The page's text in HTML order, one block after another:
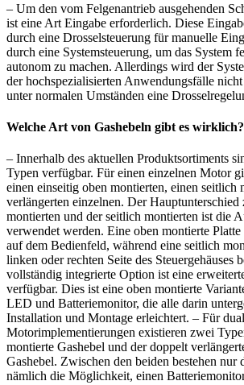
– Um den vom Felgenantrieb ausgehenden
ist eine Art Eingabe erforderlich. Diese
durch eine Drosselsteuerung für manuelle
durch eine Systemsteuerung, um das System
autonom zu machen. Allerdings wird der
der hochspezialisierten Anwendungsfälle
unter normalen Umständen eine
Welche Art von Gashebeln gibt es wirklich?
– Innerhalb des aktuellen Produktsortiments
Typen verfügbar. Für einen einzelnen Motor
einen einseitig oben montierten, einen seitlich
verlängerten einzelnen. Der Hauptunterschied
montierten und der seitlich montierten ist die
verwendet werden. Eine oben montierte
auf dem Bedienfeld, während eine seitlich
linken oder rechten Seite des Steuergehäuses
vollständig integrierte Option ist eine
verfügbar. Dies ist eine oben montierte
LED und Batteriemonitor, die alle darin
Installation und Montage erleichtert. – Für
Motorimplementierungen existieren zwei
montierte Gashebel und der doppelt
Gashebel. Zwischen den beiden bestehen nur
nämlich die Möglichkeit, einen